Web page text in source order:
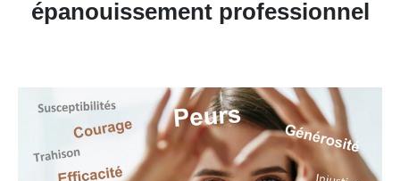
épanouissement professionnel